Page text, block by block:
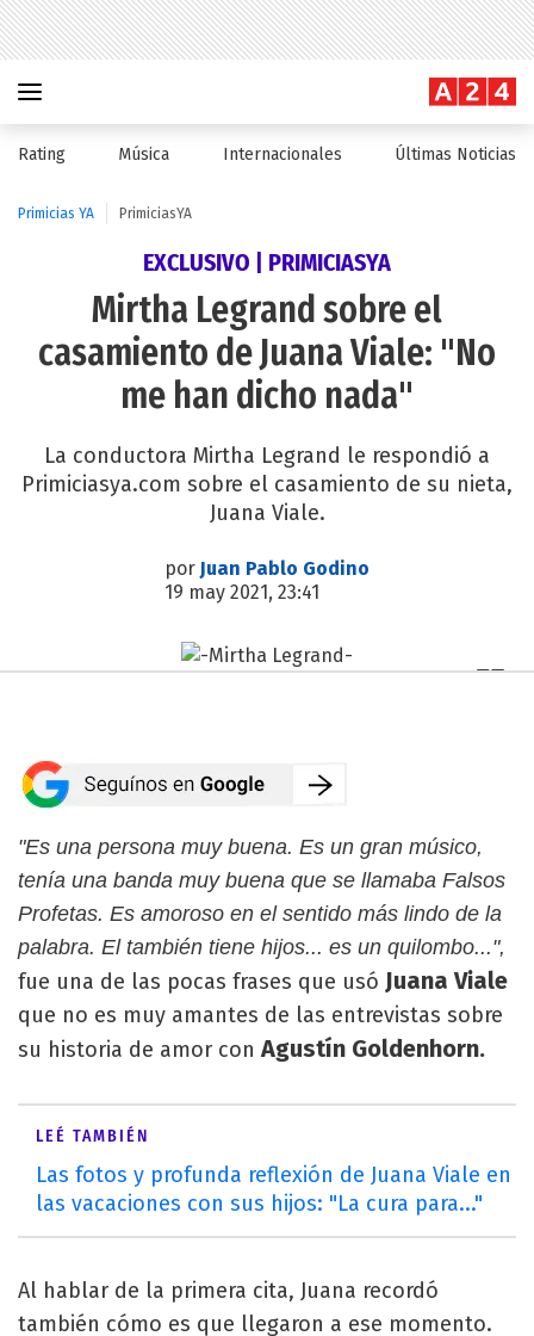
Rating Música Internacionales Últimas Noticias
Primicias YA PrimiciasYA
EXCLUSIVO | PRIMICIASYA
Mirtha Legrand sobre el
casamiento de Juana Viale: "No
me han dicho nada"
La conductora Mirtha Legrand le respondió a
Primiciasya.com sobre el casamiento de su nieta,
Juana Viale.
por Juan Pablo Godino
19 may 2021, 23:41
"Es una persona muy buena. Es un gran músico,
tenía una banda muy buena que se llamaba Falsos
Profetas. Es amoroso en el sentido más lindo de la
palabra. El también tiene hijos... es un quilombo...",
fue una de las pocas frases que usó Juana Viale
que no es muy amantes de las entrevistas sobre
su historia de amor conAgustín Goldenhorn.
LEÉ TAMBIÉN
Las fotos y profunda reflexión de Juana Viale en
las vacaciones con sus hijos: "La cura para..."
Al hablar de la primera cita, Juana recordó
también cómo es que llegaron a ese momento.